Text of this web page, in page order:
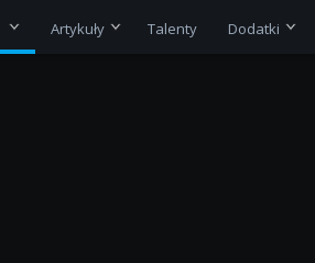
Artykuły Talenty Dodatki